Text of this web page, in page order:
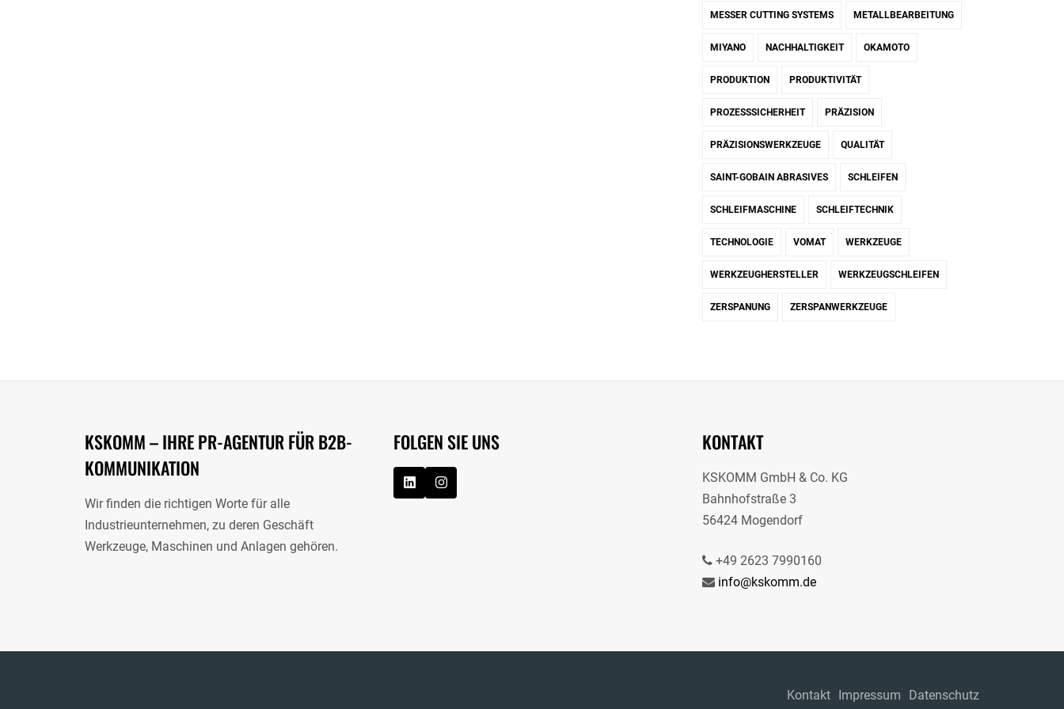
MESSER CUTTING SYSTEMS METALLBEARBEITUNG
MIYANO NACHHALTIGKEIT OKAMOTO
PRODUKTION PRODUKTIVITÄT
PROZESSSICHERHEIT PRÄZISION
PRÄZISIONSWERKZEUGE QUALITÄT
SAINT-GOBAIN ABRASIVES SCHLEIFEN
SCHLEIFMASCHINE SCHLEIFTECHNIK
TECHNOLOGIE VOMAT WERKZEUGE
WERKZEUGHERSTELLER WERKZEUGSCHLEIFEN
ZERSPANUNG ZERSPANWERKZEUGE
KSKOMM – IHRE PR-AGENTUR FÜR B2B-
KOMMUNIKATION
Wir finden die richtigen Worte für alle
Industrieunternehmen, zu deren Geschäft
Werkzeuge, Maschinen und Anlagen gehören.
FOLGEN SIE UNS KONTAKT
KSKOMM GmbH & Co. KG
Bahnhofstraße 3
56424 Mogendorf
+49 2623 7990160
info@kskomm.de
Kontakt Impressum Datenschutz